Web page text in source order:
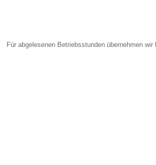
Für abgelesenen Betriebsstunden übernehmen wir